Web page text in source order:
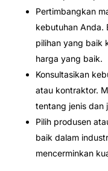
Pertimbangkan
kebutuhan Anda.
pilihan yang baik
harga yang baik.
Konsultasikan
atau kontraktor.
tentang jenis dan
Pilih produsen
baik dalam
mencerminkan